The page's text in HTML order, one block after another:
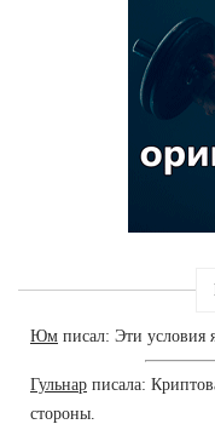
Юм писал: Эти условия
Гульнар писала:
стороны.